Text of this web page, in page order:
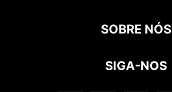
SOBRE NÓS
SIGA-NOS